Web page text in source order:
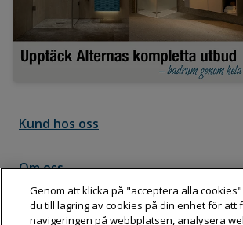
Kund hos oss
Om oss
Följ Dahl
Genom att klicka på "acceptera alla
du till lagring av cookies på din enhet för att
navigeringen på webbplatsen, analysera